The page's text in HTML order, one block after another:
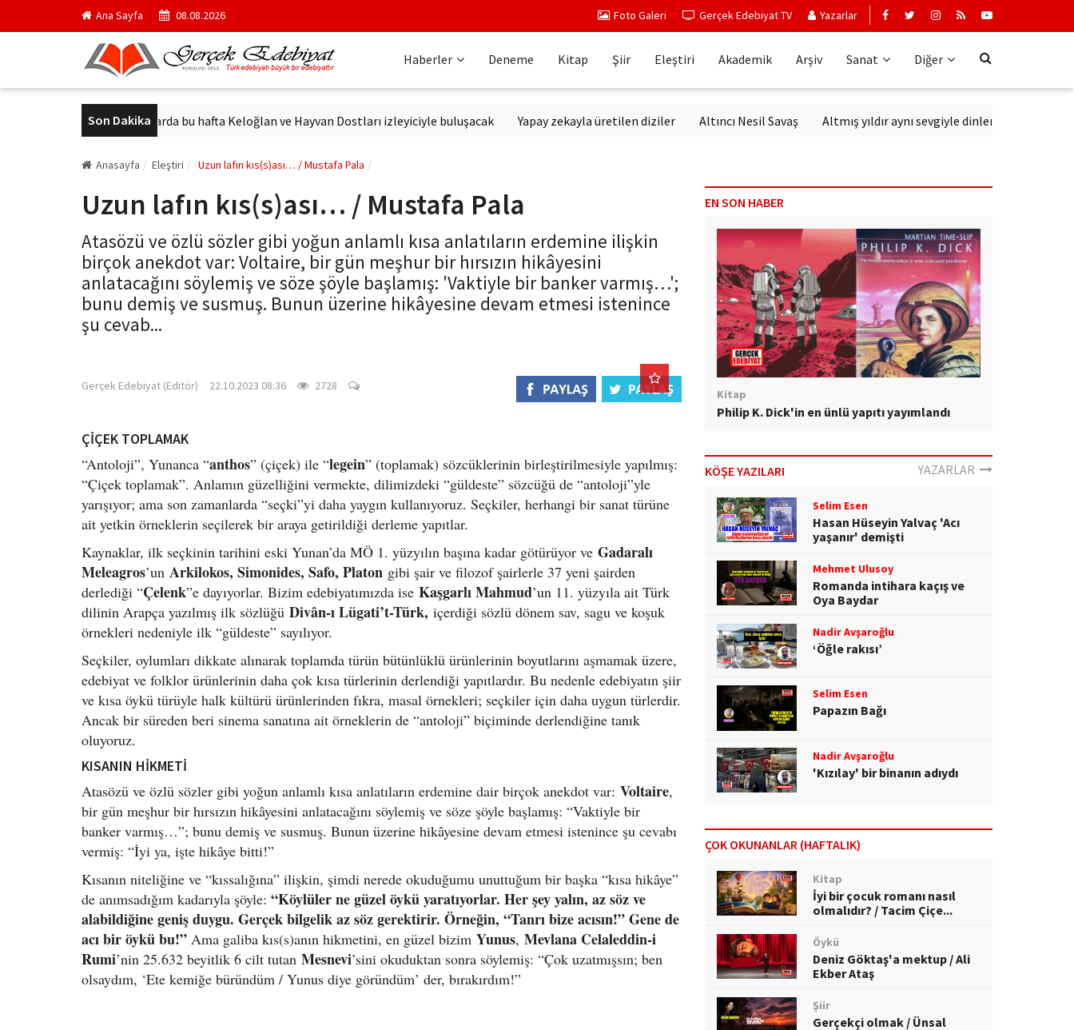
Ana Sayfa 08.08.2026 Foto Galeri Gerçek Edebiyat TV Yazarlar
Haberler Deneme Kitap Şiir Eleştiri Akademik Arşiv Sanat Diğer
Son Dakika
Sinemalarda bu hafta Keloğlan ve Hayvan Dostları izleyiciyle buluşacak Yapay zekayla üretilen diziler Altıncı Nesil Savaş Altmış yıldır aynı sevgiyle dinlenen sanatçı: Erkin
Anasayfa Eleştiri Uzun lafın kıs(s)ası… / Mustafa Pala
Uzun lafın kıs(s)ası… / Mustafa Pala
Atasözü ve özlü sözler gibi yoğun anlamlı kısa anlatıların erdemine ilişkin
birçok anekdot var: Voltaire, bir gün meşhur bir hırsızın hikâyesini
anlatacağını söylemiş ve söze şöyle başlamış: 'Vaktiyle bir banker varmış…';
bunu demiş ve susmuş. Bunun üzerine hikâyesine devam etmesi istenince
şu cevab...
Gerçek Edebiyat (Editör) 22.10.2023 08:36 2728
ÇİÇEK TOPLAMAK
“Antoloji”, Yunanca “anthos” (çiçek) ile “legein” (toplamak) sözcüklerinin birleştirilmesiyle yapılmış:
“Çiçek toplamak”. Anlamın güzelliğini vermekte, dilimizdeki “güldeste” sözcüğü de “antoloji”yle
yarışıyor; ama son zamanlarda “seçki”yi daha yaygın kullanıyoruz. Seçkiler, herhangi bir sanat türüne
ait yetkin örneklerin seçilerek bir araya getirildiği derleme yapıtlar.
Kaynaklar, ilk seçkinin tarihini eski Yunan’da MÖ 1. yüzyılın başına kadar götürüyor ve Gadaralı
Meleagros’un Arkilokos, Simonides, Safo, Platon gibi şair ve filozof şairlerle 37 yeni şairden
derlediği “Çelenk”e dayıyorlar. Bizim edebiyatımızda ise Kaşgarlı Mahmud’un 11. yüzyıla ait Türk
dilinin Arapça yazılmış ilk sözlüğü Divân-ı Lügati’t-Türk, içerdiği sözlü dönem sav, sagu ve koşuk
örnekleri nedeniyle ilk “güldeste” sayılıyor.
Seçkiler, oylumları dikkate alınarak toplamda türün bütünlüklü ürünlerinin boyutlarını aşmamak üzere,
edebiyat ve folklor ürünlerinin daha çok kısa türlerinin derlendiği yapıtlardır. Bu nedenle edebiyatın şiir
ve kısa öykü türüyle halk kültürü ürünlerinden fıkra, masal örnekleri; seçkiler için daha uygun türlerdir.
Ancak bir süreden beri sinema sanatına ait örneklerin de “antoloji” biçiminde derlendiğine tanık
oluyoruz.
KISANIN HİKMETİ
Atasözü ve özlü sözler gibi yoğun anlamlı kısa anlatıların erdemine dair birçok anekdot var: Voltaire,
bir gün meşhur bir hırsızın hikâyesini anlatacağını söylemiş ve söze şöyle başlamış: “Vaktiyle bir
banker varmış…”; bunu demiş ve susmuş. Bunun üzerine hikâyesine devam etmesi istenince şu cevabı
vermiş: “İyi ya, işte hikâye bitti!”
Kısanın niteliğine ve “kıssalığına” ilişkin, şimdi nerede okuduğumu unuttuğum bir başka “kısa hikâye”
de anımsadığım kadarıyla şöyle: “Köylüler ne güzel öykü yaratıyorlar. Her şey yalın, az söz ve
alabildiğine geniş duygu. Gerçek bilgelik az söz gerektirir. Örneğin, “Tanrı bize acısın!” Gene de
acı bir öykü bu!” Ama galiba kıs(s)anın hikmetini, en güzel bizim Yunus, Mevlana Celaleddin-i
Rumi’nin 25.632 beyitlik 6 cilt tutan Mesnevi’sini okuduktan sonra söylemiş: “Çok uzatmışsın; ben
olsaydım, ‘Ete kemiğe büründüm / Yunus diye göründüm’ der, bırakırdım!”
EN SON HABER
Kitap
Philip K. Dick'in en ünlü yapıtı yayımlandı
KÖŞE YAZILARI YAZARLAR
Selim Esen
Hasan Hüseyin Yalvaç 'Acı
yaşanır' demişti
Mehmet Ulusoy
Romanda intihara kaçış ve
Oya Baydar
Nadir Avşaroğlu
‘Öğle rakısı’
Selim Esen
Papazın Bağı
Nadir Avşaroğlu
'Kızılay' bir binanın adıydı
ÇOK OKUNANLAR (HAFTALIK)
Kitap
İyi bir çocuk romanı nasıl
olmalıdır? / Tacim Çiçe...
Öykü
Deniz Göktaş'a mektup / Ali
Ekber Ataş
Şiir
Gerçekçi olmak / Ünsal